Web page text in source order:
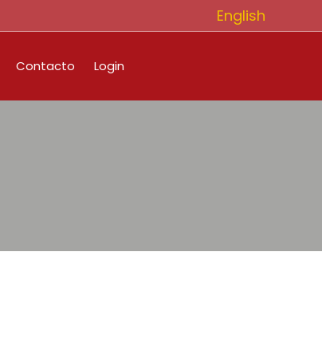
English
Contacto Login